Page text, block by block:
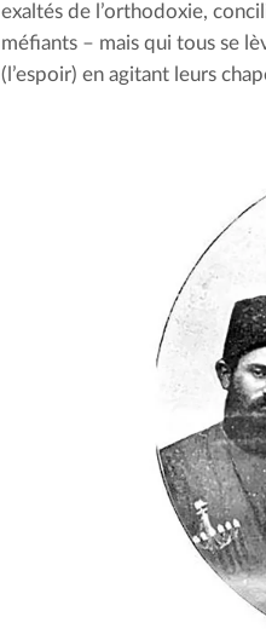
exaltés de l’orthodoxie,
méfiants – mais qui tous se
(l’espoir) en agitant leurs